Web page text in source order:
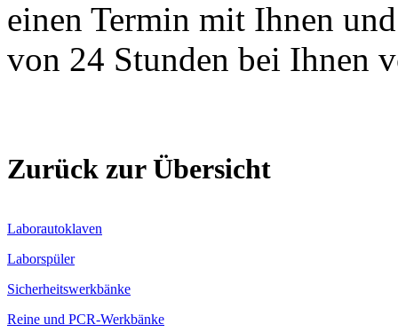
einen Termin mit Ihnen
von 24 Stunden bei Ihnen
Zurück zur Übersicht
Laborautoklaven
Laborspüler
Sicherheitswerkbänke
Reine und PCR-Werkbänke